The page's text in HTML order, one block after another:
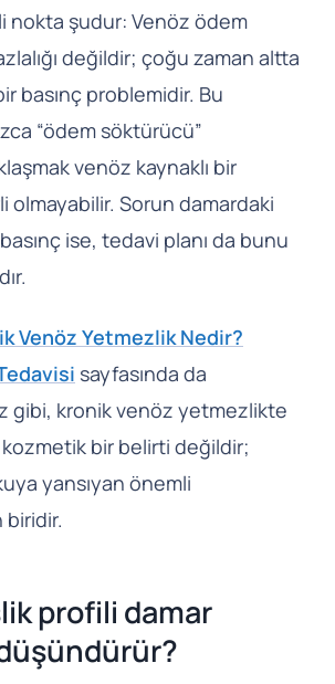
nokta şudur: Venöz ödem
değildir; çoğu zaman altta
basınç problemidir. Bu
“ödem söktürücü”
venöz kaynaklı bir
olmayabilir. Sorun damardaki
ise, tedavi planı da bunu
Venöz Yetmezlik Nedir?
sayfasında da
gibi, kronik venöz yetmezlikte
kozmetik bir belirti değildir;
yansıyan önemli
profili damar